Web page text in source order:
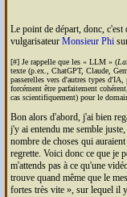
Le point de départ, donc, c'est
vulgarisateur Monsieur Phi
[#] Je rappelle que les LLM (
texte (p.ex., ChatGPT, Claude,
passerelles vers d'autres types d'IA
forcément être parfaitement
cas scientifiquement) pour le
Bon alors d'abord, j'ai bien
j'y ai entendu me semble
nombre de choses qui
regrette. Voici donc ce que je
m'attends pas à ce qu'une
trouve quand même que le
fortes très vite
, sur lequel il